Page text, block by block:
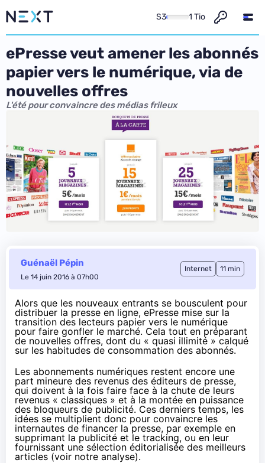
S3 1 Tio
ePresse veut amener les abonnés
papier vers le numérique, via de
nouvelles offres
L'été pour convaincre des médias frileux
Guénaël Pépin
Le 14 juin 2016 à 07h00
Internet 11 min
Alors que les nouveaux entrants se bousculent pour
distribuer la presse en ligne, ePresse mise sur la
transition des lecteurs papier vers le numérique
pour faire gonfler le marché. Cela tout en préparant
de nouvelles offres, dont du « quasi illimité » calqué
sur les habitudes de consommation des abonnés.
Les abonnements numériques restent encore une
part mineure des revenus des éditeurs de presse,
qui doivent à la fois faire face à la chute de leurs
revenus « classiques » et à la montée en puissance
des bloqueurs de publicité. Ces derniers temps, les
idées se multiplient donc pour convaincre les
internautes de financer la presse, par exemple en
supprimant la publicité et le tracking, ou en leur
fournissant une sélection éditorialisée des meilleurs
articles (voir notre analyse).